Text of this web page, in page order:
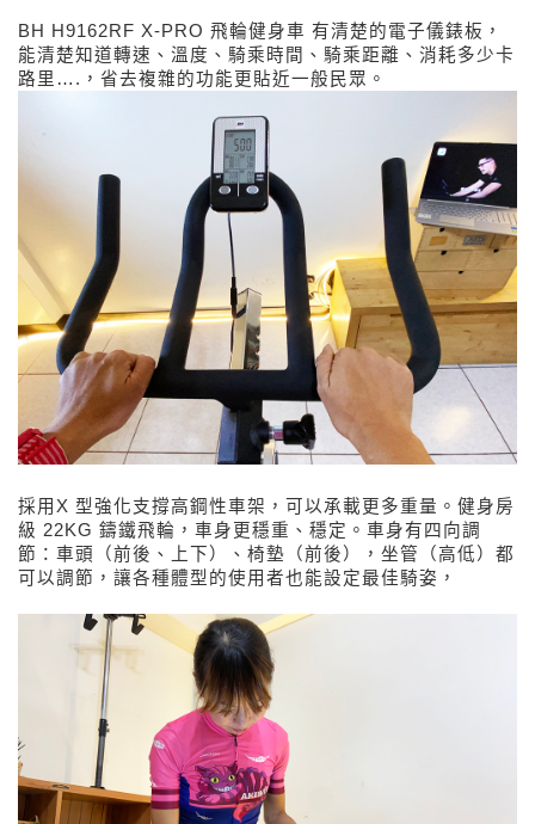
BH H9162RF X-PRO 飛輪健身車 有清楚的電子儀錶板，
能清楚知道轉速、溫度、騎乘時間、騎乘距離、消耗多少卡
路里….，省去複雜的功能更貼近一般民眾。
採用X 型強化支撐高鋼性車架，可以承載更多重量。健身房
級 22KG 鑄鐵飛輪，車身更穩重、穩定。車身有四向調
節：車頭（前後、上下）、椅墊（前後），坐管（高低）都
可以調節，讓各種體型的使用者也能設定最佳騎姿，